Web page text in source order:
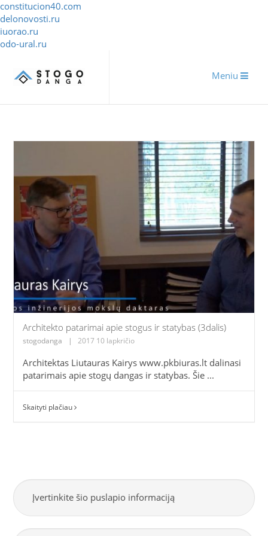
constitucion40.com
delonovosti.ru
iuorao.ru
odo-ural.ru
Meniu
Architekto patarimai apie stogus ir statybas (3dalis)
stogodanga | 2017 10 lapkričio
Architektas Liutauras Kairys www.pkbiuras.lt dalinasi
patarimais apie stogų dangas ir statybas. Šie ...
Skaityti plačiau
Įvertinkite šio puslapio informaciją